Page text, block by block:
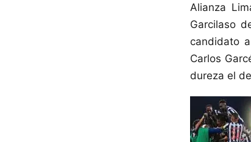
Alianza
Garcilaso
candidato
Carlos
dureza el